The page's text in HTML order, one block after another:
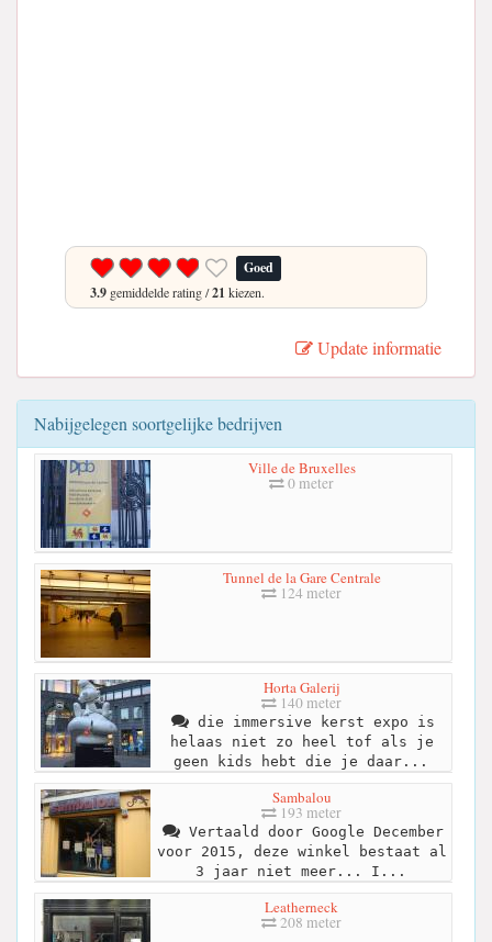
Goed
3.9 gemiddelde rating /21 kiezen.
Update informatie
Nabijgelegen soortgelijke bedrijven
Ville de Bruxelles
0 meter
Tunnel de la Gare Centrale
124 meter
Horta Galerij
140 meter
die immersive kerst expo is
helaas niet zo heel tof als je
geen kids hebt die je daar...
Sambalou
193 meter
Vertaald door Google December
voor 2015, deze winkel bestaat al
3 jaar niet meer... I...
Leatherneck
208 meter